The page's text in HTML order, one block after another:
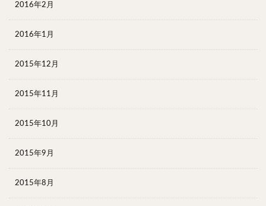
2016年2月
2016年1月
2015年12月
2015年11月
2015年10月
2015年9月
2015年8月